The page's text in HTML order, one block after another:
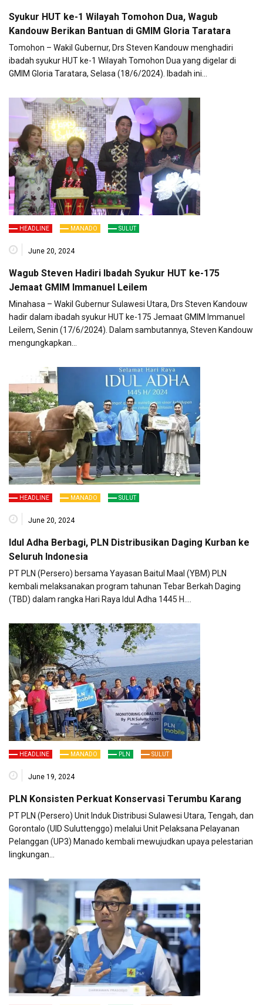
Syukur HUT ke-1 Wilayah Tomohon Dua, Wagub
Kandouw Berikan Bantuan di GMIM Gloria Taratara
Tomohon – Wakil Gubernur, Drs Steven Kandouw menghadiri
ibadah syukur HUT ke-1 Wilayah Tomohon Dua yang digelar di
GMIM Gloria Taratara, Selasa (18/6/2024). Ibadah ini…
HEADLINE MANADO SULUT
June 20, 2024
Wagub Steven Hadiri Ibadah Syukur HUT ke-175
Jemaat GMIM Immanuel Leilem
Minahasa – Wakil Gubernur Sulawesi Utara, Drs Steven Kandouw
hadir dalam ibadah syukur HUT ke-175 Jemaat GMIM Immanuel
Leilem, Senin (17/6/2024). Dalam sambutannya, Steven Kandouw
mengungkapkan…
HEADLINE MANADO SULUT
June 20, 2024
Idul Adha Berbagi, PLN Distribusikan Daging Kurban ke
Seluruh Indonesia
PT PLN (Persero) bersama Yayasan Baitul Maal (YBM) PLN
kembali melaksanakan program tahunan Tebar Berkah Daging
(TBD) dalam rangka Hari Raya Idul Adha 1445 H….
HEADLINE MANADO PLN SULUT
June 19, 2024
PLN Konsisten Perkuat Konservasi Terumbu Karang
PT PLN (Persero) Unit Induk Distribusi Sulawesi Utara, Tengah, dan
Gorontalo (UID Suluttenggo) melalui Unit Pelaksana Pelayanan
Pelanggan (UP3) Manado kembali mewujudkan upaya pelestarian
lingkungan…